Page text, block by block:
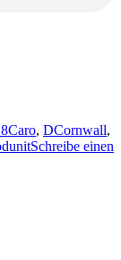
Caro, DCornwall,
Schreibe einen